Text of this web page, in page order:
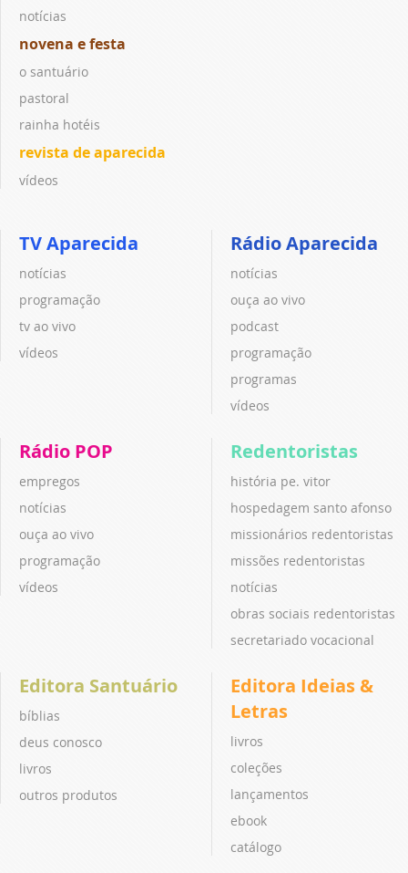
notícias
novena e festa
o santuário
pastoral
rainha hotéis
revista de aparecida
vídeos
TV Aparecida
notícias
programação
tv ao vivo
vídeos
Rádio Aparecida
notícias
ouça ao vivo
podcast
programação
programas
vídeos
Rádio POP
empregos
notícias
ouça ao vivo
programação
vídeos
Redentoristas
história pe. vitor
hospedagem santo afonso
missionários redentoristas
missões redentoristas
notícias
obras sociais redentoristas
secretariado vocacional
Editora Santuário
bíblias
deus conosco
livros
outros produtos
Editora Ideias &
Letras
livros
coleções
lançamentos
ebook
catálogo